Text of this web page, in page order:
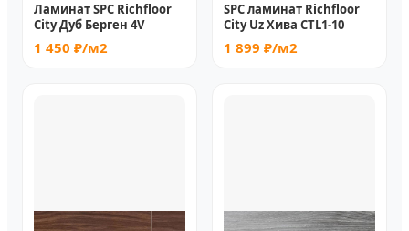
Ламинат SPC Richfloor
City Дуб Берген 4V
1 450 ₽/м2
SPC ламинат Richfloor
City Uz Хива CTL1-10
1 899 ₽/м2